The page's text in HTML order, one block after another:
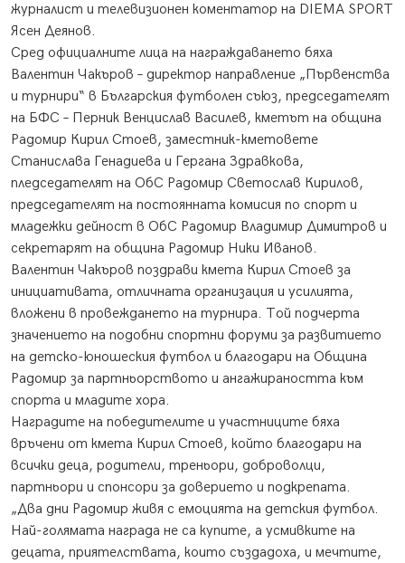
журналист и телевизионен коментатор на DIEMA SPORT
Ясен Деянов.
Сред официалните лица на награждаването бяха
Валентин Чакъров – директор направление „Първенства
и турнири“ в Българския футболен съюз, председателят
на БФС – Перник Венцислав Василев, кметът на община
Радомир Кирил Стоев, заместник-кметовете
Станислава Генадиева и Гергана Здравкова,
пледседателят на ОбС Радомир Светослав Кирилов,
председателят на постоянната комисия по спорт и
младежки дейност в ОбС Радомир Владимир Димитров и
секретарят на община Радомир Ники Иванов.
Валентин Чакъров поздрави кмета Кирил Стоев за
инициативата, отличната организация и усилията,
вложени в провеждането на турнира. Той подчерта
значението на подобни спортни форуми за развитието
на детско-юношеския футбол и благодари на Община
Радомир за партньорството и ангажираността към
спорта и младите хора.
Наградите на победителите и участниците бяха
връчени от кмета Кирил Стоев, който благодари на
всички деца, родители, треньори, доброволци,
партньори и спонсори за доверието и подкрепата.
„Два дни Радомир живя с емоцията на детския футбол.
Най-голямата награда не са купите, а усмивките на
децата, приятелствата, които създадоха, и мечтите,